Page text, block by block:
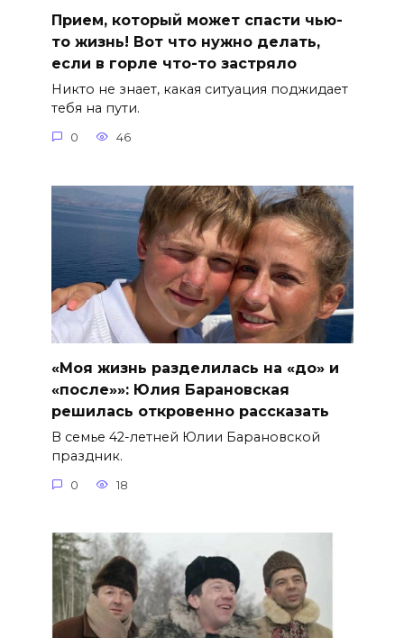
Прием, который может спасти чью-
то жизнь! Вот что нужно делать,
если в горле что-то застряло
Никто не знает, какая ситуация поджидает
тебя на пути.
0 46
«Моя жизнь разделилась на «до» и
«после»»: Юлия Барановская
решилась откровенно рассказать
В семье 42-летней Юлии Барановской
праздник.
0 18